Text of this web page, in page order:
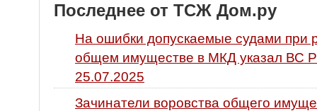
Последнее от ТСЖ Дом.ру
На ошибки допускаемые судами при
общем имуществе в МКД указал ВС
25.07.2025
Зачинатели воровства общего